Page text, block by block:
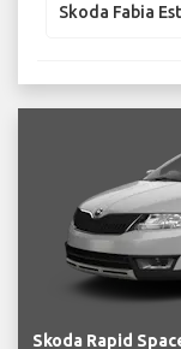
Skoda Fabia
Skoda Rapid